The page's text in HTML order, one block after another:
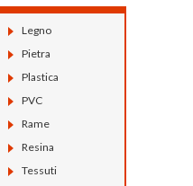
Legno
Pietra
Plastica
PVC
Rame
Resina
Tessuti